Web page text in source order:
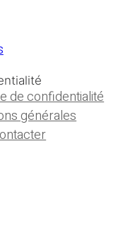
de confidentialité
générales